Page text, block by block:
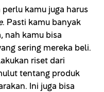
kamu juga harus
. Pasti kamu banyak
nah kamu bisa
sering mereka beli.
riset dari
tentang produk
Ini juga bisa